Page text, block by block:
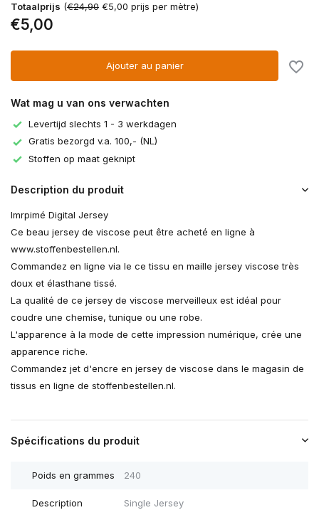
Totaalprijs (€24,90 €5,00 prijs per mètre)
€5,00
Ajouter au panier
Wat mag u van ons verwachten
Levertijd slechts 1 - 3 werkdagen
Gratis bezorgd v.a. 100,- (NL)
Stoffen op maat geknipt
Description du produit
Imrpimé Digital Jersey
Ce beau jersey de viscose peut être acheté en ligne à
www.stoffenbestellen.nl.
Commandez en ligne via le ce tissu en maille jersey viscose très
doux et élasthane tissé.
La qualité de ce jersey de viscose merveilleux est idéal pour
coudre une chemise, tunique ou une robe.
L'apparence à la mode de cette impression numérique, crée une
apparence riche.
Commandez jet d'encre en jersey de viscose dans le magasin de
tissus en ligne de stoffenbestellen.nl.
Spécifications du produit
Poids en grammes 240
Description Single Jersey